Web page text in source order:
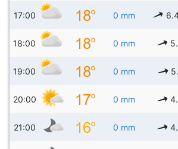
17:00 0 mm
18:00 0 mm
19:00 0 mm
20:00 0 mm
21:00 0 mm